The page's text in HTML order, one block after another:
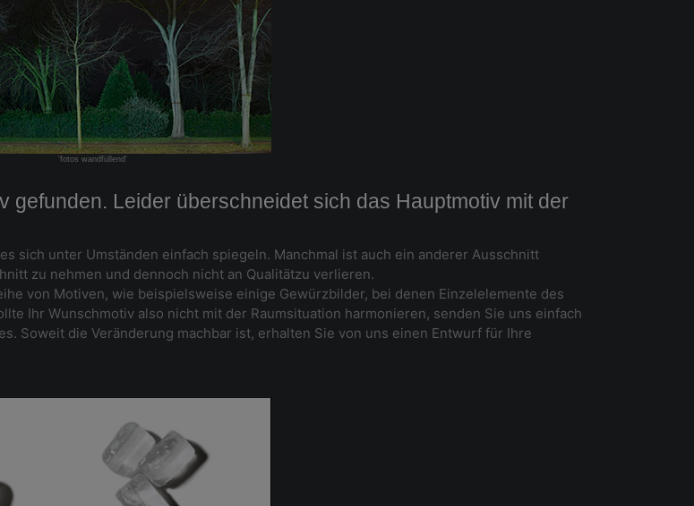
'fotos wandfüllend'
gefunden. Leider überschneidet sich das Hauptmotiv mit der
sich unter Umständen einfach spiegeln. Manchmal ist auch ein anderer Ausschnitt
zu nehmen und dennoch nicht an Qualitätzu verlieren.
von Motiven, wie beispielsweise einige Gewürzbilder, bei denen Einzelelemente des
Ihr Wunschmotiv also nicht mit der Raumsituation harmonieren, senden Sie uns einfach
Soweit die Veränderung machbar ist, erhalten Sie von uns einen Entwurf für Ihre